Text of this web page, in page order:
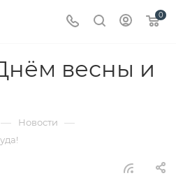
0
весны и
— Новости —